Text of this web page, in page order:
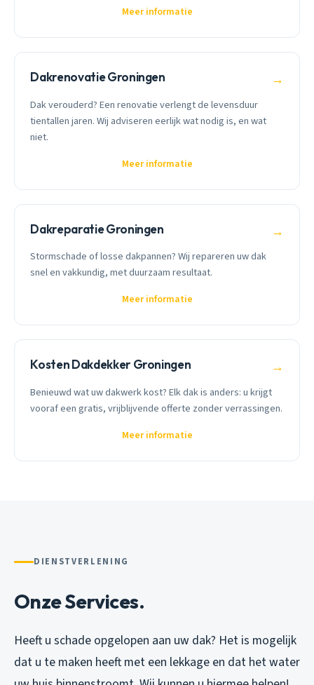
Meer informatie
Dakrenovatie Groningen →
Dak verouderd? Een renovatie verlengt de levensduur
tientallen jaren. Wij adviseren eerlijk wat nodig is, en wat
niet.
Meer informatie
Dakreparatie Groningen →
Stormschade of losse dakpannen? Wij repareren uw dak
snel en vakkundig, met duurzaam resultaat.
Meer informatie
Kosten Dakdekker Groningen →
Benieuwd wat uw dakwerk kost? Elk dak is anders: u krijgt
vooraf een gratis, vrijblijvende offerte zonder verrassingen.
Meer informatie
DIENSTVERLENING
Onze Services.
Heeft u schade opgelopen aan uw dak? Het is mogelijk
dat u te maken heeft met een lekkage en dat het water